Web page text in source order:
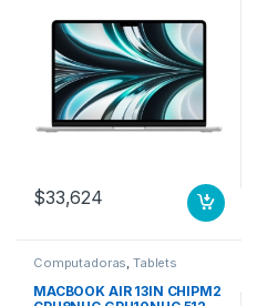
$33,624
Computadoras,Tablets
MACBOOK AIR 13IN CHIPM2